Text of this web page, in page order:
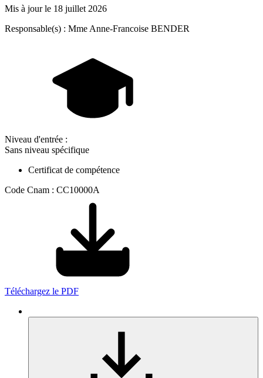
Mis à jour le 18 juillet 2026
Responsable(s) : Mme Anne-Francoise BENDER
Niveau d'entrée :
Sans niveau spécifique
Certificat de compétence
Code Cnam : CC10000A
Téléchargez le PDF